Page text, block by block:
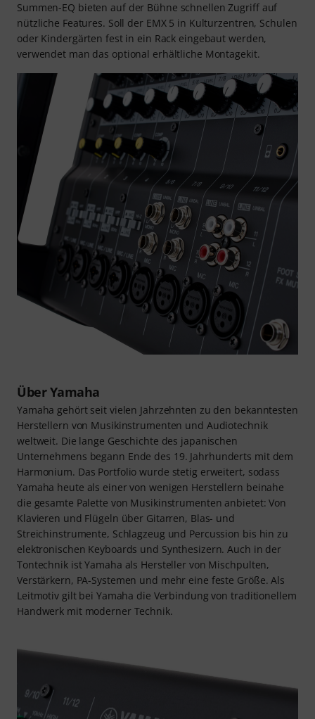
Summen-EQ bieten auf der Bühne schnellen Zugriff auf
nützliche Features. Soll der EMX 5 in Kulturzentren, Schulen
oder Kindergärten fest in ein Rack eingebaut werden,
verwendet man das optional erhältliche Montagekit.
Über Yamaha
Yamaha gehört seit vielen Jahrzehnten zu den bekanntesten
Herstellern von Musikinstrumenten und Audiotechnik
weltweit. Die lange Geschichte des japanischen
Unternehmens begann Ende des 19. Jahrhunderts mit dem
Harmonium. Das Portfolio wurde stetig erweitert, sodass
Yamaha heute als einer von wenigen Herstellern beinahe
die gesamte Palette von Musikinstrumenten anbietet: Von
Klavieren und Flügeln über Gitarren, Blas- und
Streichinstrumente, Schlagzeug und Percussion bis hin zu
elektronischen Keyboards und Synthesizern. Auch in der
Tontechnik ist Yamaha als Hersteller von Mischpulten,
Verstärkern, PA-Systemen und mehr eine feste Größe. Als
Leitmotiv gilt bei Yamaha die Verbindung von traditionellem
Handwerk mit moderner Technik.